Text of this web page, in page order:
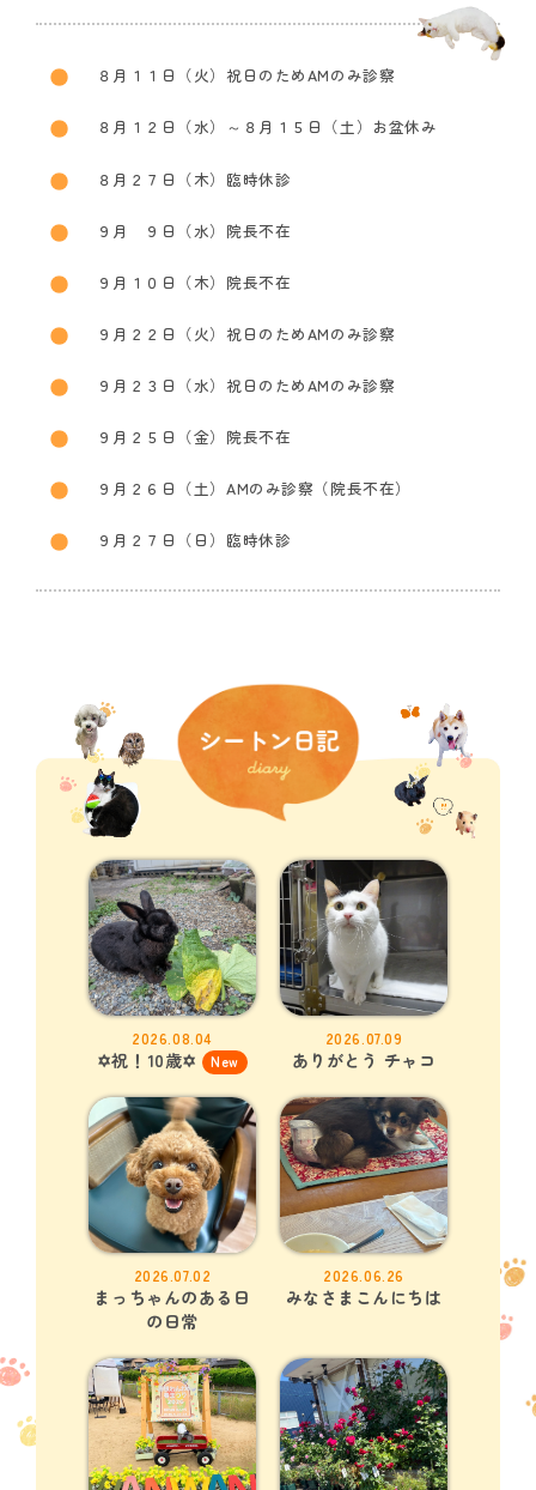
８月１１日（火）祝日のためAMのみ診察
８月１２日（水）～８月１５日（土）お盆休み
８月２７日（木）臨時休診
９月 ９日（水）院長不在
９月１０日（木）院長不在
９月２２日（火）祝日のためAMのみ診察
９月２３日（水）祝日のためAMのみ診察
９月２５日（金）院長不在
９月２６日（土）AMのみ診察（院長不在）
９月２７日（日）臨時休診
2026.08.04
✡祝！10歳✡ New
2026.07.09
ありがとう チャコ
2026.07.02
まっちゃんのある日
の日常
2026.06.26
みなさまこんにちは